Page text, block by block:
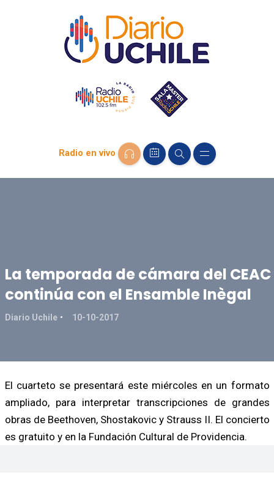
Radio en vivo
La temporada de cámara del CEAC
continúa con el Ensamble Inègal
Diario Uchile 10-10-2017
El cuarteto se presentará este miércoles en un formato
ampliado, para interpretar transcripciones de grandes
obras de Beethoven, Shostakovic y Strauss II. El concierto
es gratuito y en la Fundación Cultural de Providencia.